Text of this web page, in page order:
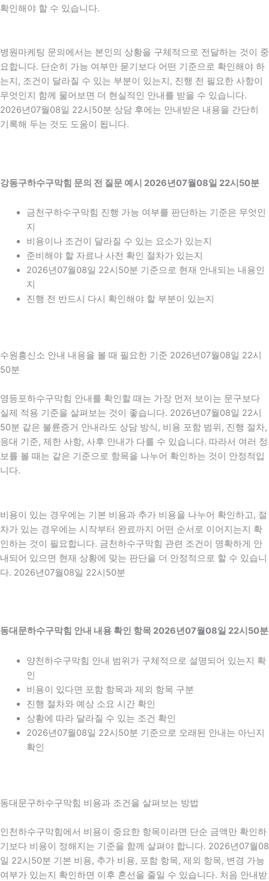
확인해야 할 수 있습니다.
병원마케팅 문의에서는 본인의 상황을 구체적으로 전달하는 것이 중
요합니다. 단순히 가능 여부만 묻기보다 어떤 기준으로 확인해야 하
는지, 조건이 달라질 수 있는 부분이 있는지, 진행 전 필요한 사항이
무엇인지 함께 물어보면 더 현실적인 안내를 받을 수 있습니다.
2026년07월08일 22시50분 상담 후에는 안내받은 내용을 간단히
기록해 두는 것도 도움이 됩니다.
강동구하수구막힘 문의 전 질문 예시 2026년07월08일 22시50분
금천구하수구막힘 진행 가능 여부를 판단하는 기준은 무엇인
지
비용이나 조건이 달라질 수 있는 요소가 있는지
준비해야 할 자료나 사전 확인 절차가 있는지
2026년07월08일 22시50분 기준으로 현재 안내되는 내용인
지
진행 전 반드시 다시 확인해야 할 부분이 있는지
수원흥신소 안내 내용을 볼 때 필요한 기준 2026년07월08일 22시
50분
영등포하수구막힘 안내를 확인할 때는 가장 먼저 보이는 문구보다
실제 적용 기준을 살펴보는 것이 좋습니다. 2026년07월08일 22시
50분 같은 불륜증거 안내라도 상담 방식, 비용 포함 범위, 진행 절차,
응대 기준, 제한 사항, 사후 안내가 다를 수 있습니다. 따라서 여러 정
보를 볼 때는 같은 기준으로 항목을 나누어 확인하는 것이 안정적입
니다.
비용이 있는 경우에는 기본 비용과 추가 비용을 나누어 확인하고, 절
차가 있는 경우에는 시작부터 완료까지 어떤 순서로 이어지는지 확
인하는 것이 필요합니다. 금천하수구막힘 관련 조건이 명확하게 안
내되어 있으면 현재 상황에 맞는 판단을 더 안정적으로 할 수 있습니
다. 2026년07월08일 22시50분
동대문하수구막힘 안내 내용 확인 항목 2026년07월08일 22시50분
양천하수구막힘 안내 범위가 구체적으로 설명되어 있는지 확
인
비용이 있다면 포함 항목과 제외 항목 구분
진행 절차와 예상 소요 시간 확인
상황에 따라 달라질 수 있는 조건 확인
2026년07월08일 22시50분 기준으로 오래된 안내는 아닌지
확인
동대문구하수구막힘 비용과 조건을 살펴보는 방법
인천하수구막힘에서 비용이 중요한 항목이라면 단순 금액만 확인하
기보다 비용이 정해지는 기준을 함께 살펴야 합니다. 2026년07월08
일 22시50분 기본 비용, 추가 비용, 포함 항목, 제외 항목, 변경 가능
여부가 있는지 확인하면 이후 혼선을 줄일 수 있습니다. 처음 안내받